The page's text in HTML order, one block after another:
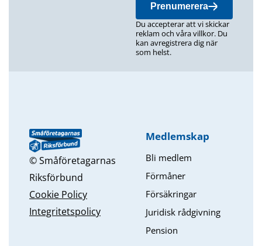
Prenumerera
Du accepterar att vi skickar
reklam och våra villkor. Du
kan avregistrera dig när
som helst.
© Småföretagarnas
Riksförbund
Cookie Policy
Integritetspolicy
Medlemskap
Bli medlem
Förmåner
Försäkringar
Juridisk rådgivning
Pension